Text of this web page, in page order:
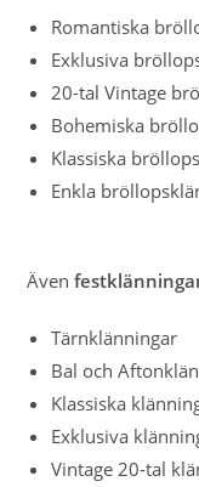
Romantiska
Exklusiva
20-tal Vintage
Bohemiska
Klassiska
Enkla
Även
Tärnklänningar
Bal och
Klassiska
Exklusiva
Vintage 20-tal